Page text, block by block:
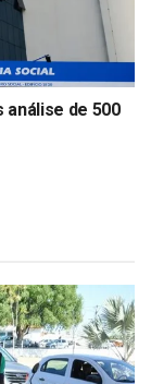
análise de 500